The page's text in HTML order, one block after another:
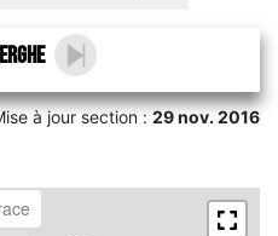
à jour section :29 nov. 2016